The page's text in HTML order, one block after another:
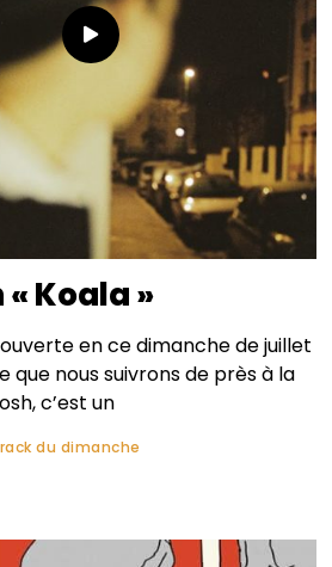
Koala »
en ce dimanche de juillet
que nous suivrons de près à la
c’est un
du dimanche